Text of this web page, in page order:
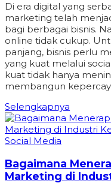
Di era digital yang
marketing telah
bagi berbagai bisnis.
online tidak cukup.
panjang, bisnis perlu
yang kuat melalui
kuat tidak hanya
membangun
Selengkapnya
Social Media
Bagaimana
Marketing di